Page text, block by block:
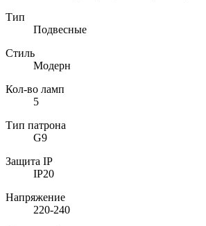
Тип
Подвесные
Стиль
Модерн
Кол-во ламп
5
Тип патрона
G9
Защита IP
IP20
Напряжение
220-240